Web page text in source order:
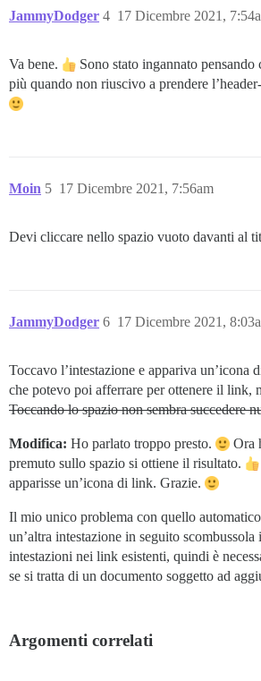
JammyDodger 17 Dicembre 2021,
4
Va bene.
Sono stato ingannato
più quando non riuscivo a prendere
Moin 17 Dicembre 2021, 7:56am
5
Devi cliccare nello spazio vuoto davanti al
JammyDodger 17 Dicembre 2021,
6
Toccavo l’intestazione e appariva un’icona
che potevo poi afferrare per ottenere il link,
Toccando lo spazio non sembra succedere
Modifica: Ho parlato troppo presto.
Ora
premuto sullo spazio si ottiene il risultato.
apparisse un’icona di link. Grazie.
Il mio unico problema con quello
un’altra intestazione in seguito
intestazioni nei link esistenti, quindi è
se si tratta di un documento soggetto ad
Argomenti correlati